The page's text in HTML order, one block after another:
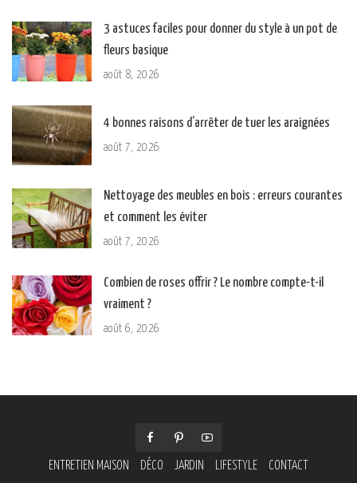
3 astuces faciles pour donner du style à un pot de
fleurs basique
août 8, 2026
4 bonnes raisons d’arrêter de tuer les araignées
août 7, 2026
Nettoyage des meubles en bois : erreurs courantes
et comment les éviter
août 7, 2026
Combien de roses offrir ? Le nombre compte-t-il
vraiment ?
août 6, 2026
ENTRETIEN MAISON DÉCO JARDIN LIFESTYLE CONTACT